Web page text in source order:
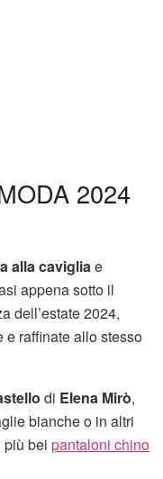
2024
alla cavigliae
appena sotto il
dell’estate 2024,
e raffinate allo stesso
di Elena Mirò,
bianche o in altri
più bei pantaloni chino